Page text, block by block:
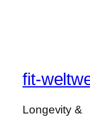
fit-
Longevity &